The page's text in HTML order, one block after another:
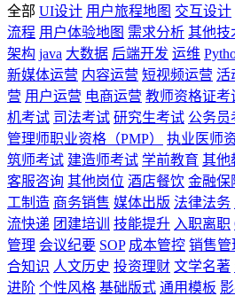
全部 UI设计 用户旅程地图 交互设计
流程 用户体验地图 需求分析 其他技
架构 java 大数据 后端开发 运维
新媒体运营 内容运营 短视频运营 活
营 用户运营 电商运营 教师资格证考
机考试 司法考试 研究生考试 公务员
管理师职业资格（PMP）
执业医师
筑师考试 建造师考试 学前教育 其他
客服咨询 其他岗位 酒店餐饮 金融保
工制造 商务销售 媒体出版 法律法务
流快递 团建培训 技能提升 入职离职
管理 会议纪要 SOP 成本管控 销售管
合知识 人文历史 投资理财 文学名著
进阶 个性风格 基础版式 通用模板